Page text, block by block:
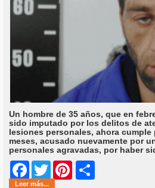
Un hombre de 35 años, que en
sido imputado por los delitos de
lesiones personales, ahora
meses, acusado nuevamente por
personales agravadas, por haber
Facebook
Twitter Pinterest
Leer más...